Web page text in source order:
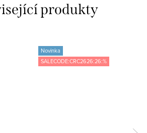
produkty
Novinka
SALECODE:CRC2626:26:%